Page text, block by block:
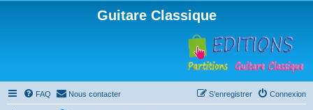
Guitare Classique
FAQ Nous contacter Connexion
S’enregistrer